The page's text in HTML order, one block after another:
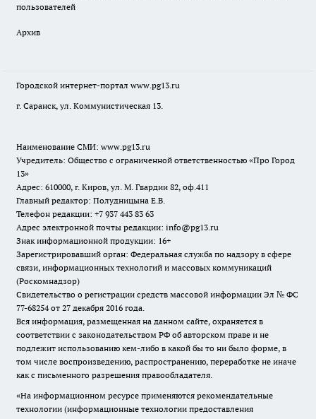
пользователей
Архив
Городской интернет-портал www.pg13.ru
г. Саранск, ул. Коммунистическая 13.
Наименование СМИ: www.pg13.ru
Учредитель: Общество с ограниченной ответственностью «Про Город
13»
Адрес: 610000, г. Киров, ул. М. Гвардии 82, оф.411
Главный редактор: Полудницына Е.В.
Телефон редакции: +7 937 443 83 63
Адрес электронной почты редакции: info@pg13.ru
Знак информационной продукции: 16+
Зарегистрировавший орган: Федеральная служба по надзору в сфере
связи, информационных технологий и массовых коммуникаций
(Роскомнадзор)
Свидетельство о регистрации средств массовой информации Эл № ФС
77-68254 от 27 декабря 2016 года.
Вся информация, размещенная на данном сайте, охраняется в
соответствии с законодательством РФ об авторском праве и не
подлежит использованию кем-либо в какой бы то ни было форме, в
том числе воспроизведению, распространению, переработке не иначе
как с письменного разрешения правообладателя.
«На информационном ресурсе применяются рекомендательные
технологии (информационные технологии предоставления